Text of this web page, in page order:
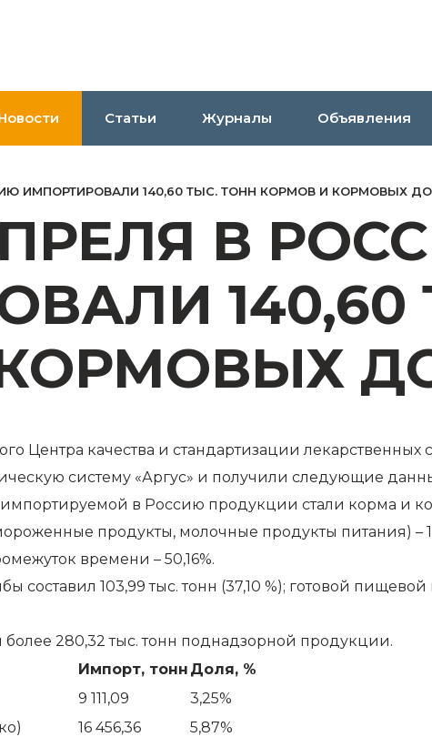
Статьи Журналы Объявления
ИМПОРТИРОВАЛИ 140,60 ТЫС. ТОНН КОРМОВ И КОРМОВЫХ
В
Центра качества и стандартизации
систему «Аргус» и получили следующие
в Россию продукции стали корма и
продукты, молочные продукты питания) –
времени – 50,16%.
103,99 тыс. тонн (37,10 %); готовой
280,32 тыс. тонн поднадзорной продукции.
Импорт, тонн Доля, %
9 111,09
3,25%
16 456,36
5,87%